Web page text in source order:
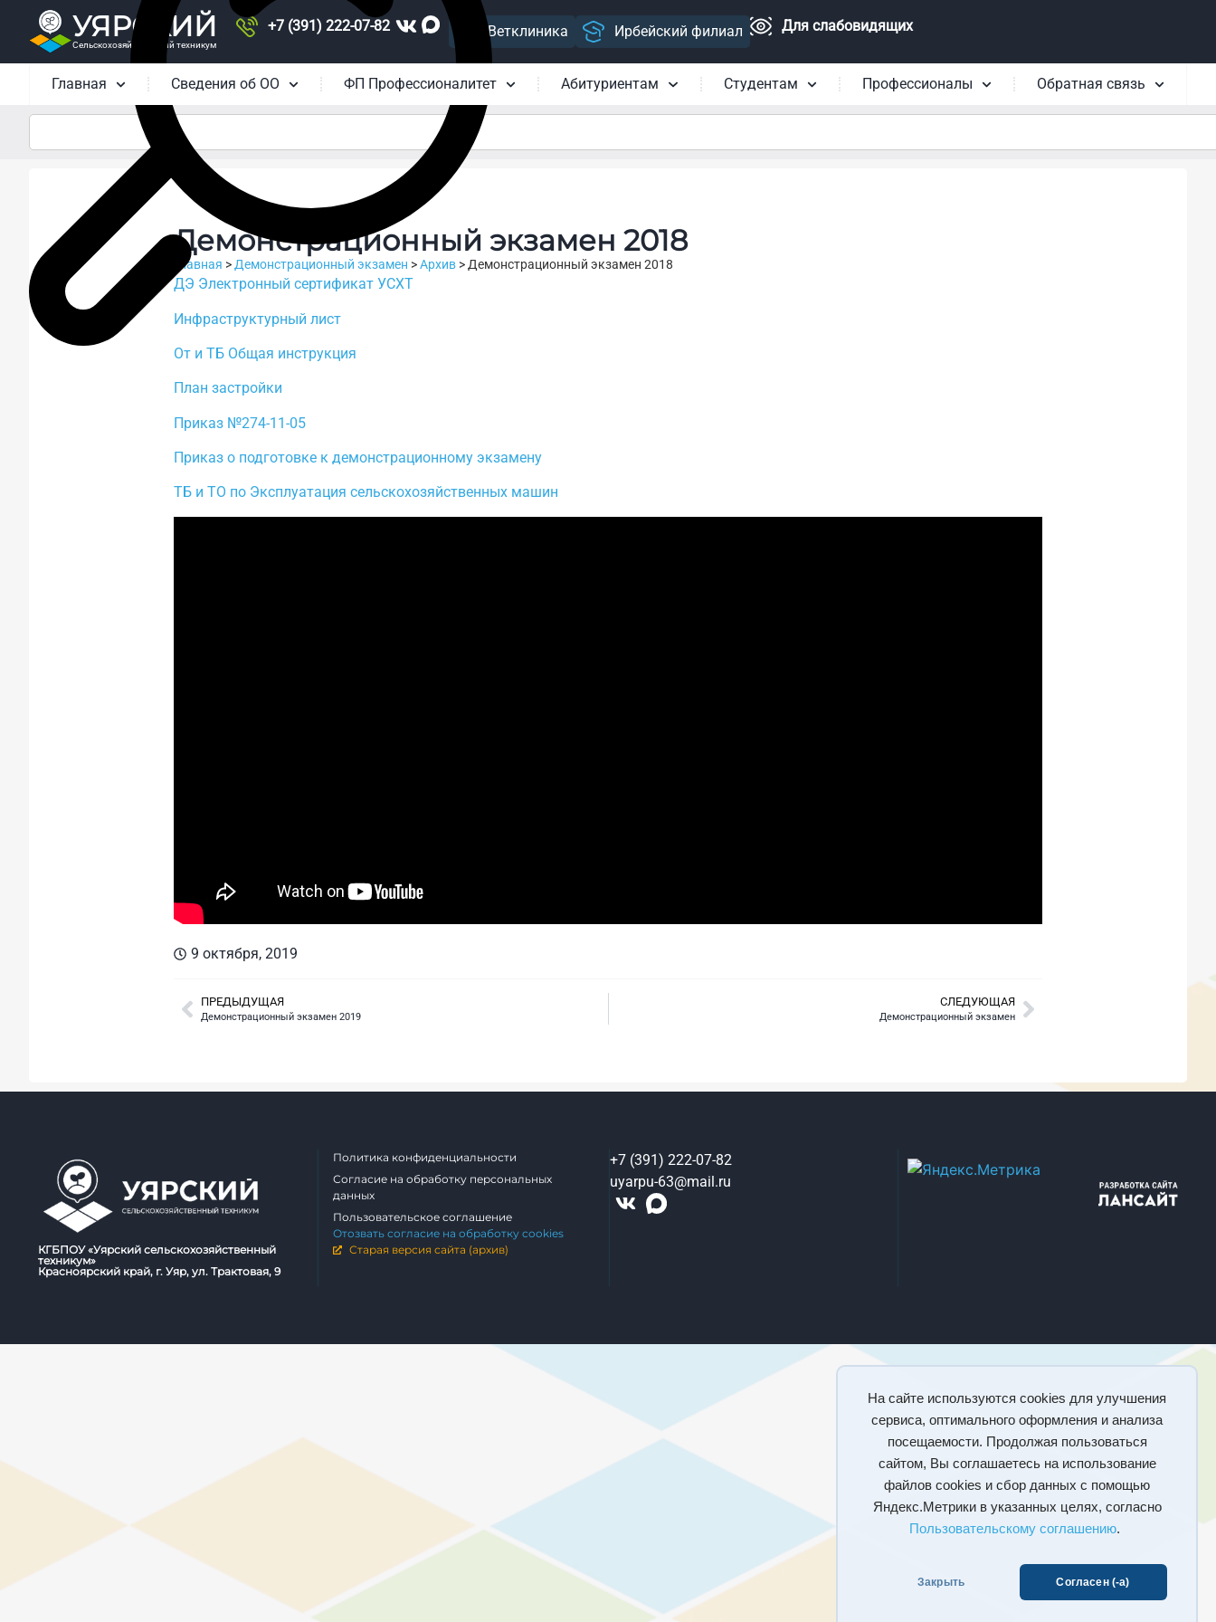
На сайте используются cookies для улучшения
сервиса, оптимального оформления и анализа
посещаемости. Продолжая пользоваться
сайтом, Вы соглашаетесь на использование
файлов cookies и сбор данных с помощью
Яндекс.Метрики в указанных целях, согласно
Пользовательскому соглашению.
Закрыть Согласен (-а)
УЯРСКИЙ
Сельскохозяйственный техникум
+7 (391) 222-07-82 Ветклиника Ирбейский филиал Для слабовидящих
Главная Сведения об ОО ФП Профессионалитет Абитуриентам Студентам Профессионалы Обратная связь
Демонстрационный экзамен 2018
Главная > Демонстрационный экзамен >Архив > Демонстрационный экзамен 2018
ДЭ Электронный сертификат УСХТ
Инфраструктурный лист
От и ТБ Общая инструкция
План застройки
Приказ №274-11-05
Приказ о подготовке к демонстрационному экзамену
ТБ и ТО по Эксплуатация сельскохозяйственных машин
9 октября, 2019
ПРЕДЫДУЩАЯ
Демонстрационный экзамен 2019
СЛЕДУЮЩАЯ
Демонстрационный экзамен
КГБПОУ «Уярский сельскохозяйственный
техникум»
Красноярский край, г. Уяр, ул. Трактовая, 9
Политика конфиденциальности
Согласие на обработку персональных
данных
Пользовательское соглашение
Отозвать согласие на обработку cookies
Старая версия сайта (архив)
+7 (391) 222-07-82
uyarpu-63@mail.ru